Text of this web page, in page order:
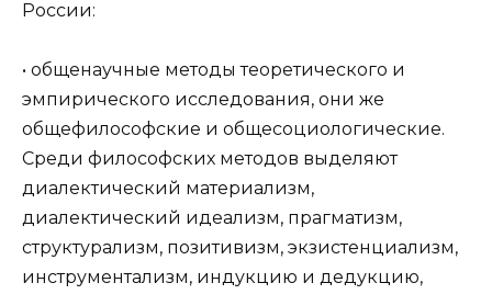
России:
• общенаучные методы теоретического и
эмпирического исследования, они же
общефилософские и общесоциологические.
Среди философских методов выделяют
диалектический материализм,
диалектический идеализм, прагматизм,
структурализм, позитивизм, экзистенциализм,
инструментализм, индукцию и дедукцию,